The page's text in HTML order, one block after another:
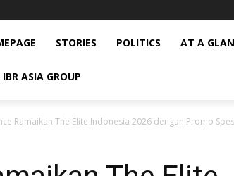
STORIES POLITICS AT A
IBR ASIA GROUP
Ramaikan The Elite Indonesia 2026 dengan Promo